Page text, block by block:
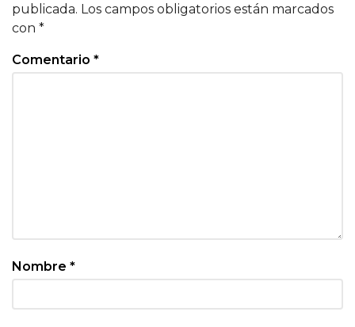
publicada. Los campos obligatorios están marcados
con *
Comentario *
Nombre *